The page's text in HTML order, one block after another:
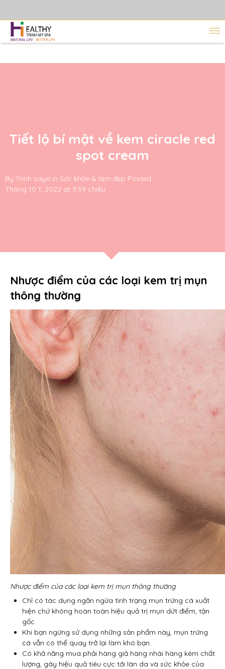
Tiết lộ bí mật về kem ciracle red
spot cream
By Trinh saya in Sức khỏe & làm đẹp Posted
Tháng 10 1, 2022 at 3:59 chiều
Nhược điểm của các loại kem trị mụn
thông thường
Nhược điểm của các loại kem trị mụn thông thường
Chỉ có tác dụng ngăn ngừa tình trạng mụn trứng cá xuất
hiện chứ không hoàn toàn hiệu quả trị mụn dứt điểm, tận
gốc.
Khi bạn ngừng sử dụng những sản phẩm này, mụn trứng
cá vẫn có thể quay trở lại làm khó bạn.
Có khả năng mua phải hàng giả hàng nhái hàng kém chất
lượng, gây hiệu quả tiêu cực tới làn da và sức khỏe của